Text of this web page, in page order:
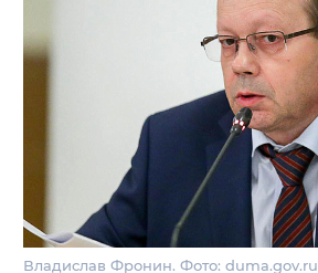
Владислав Фронин. Фото: duma.gov.ru